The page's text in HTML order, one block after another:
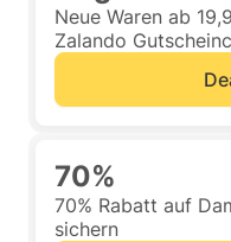
Neue Waren ab
Zalando
70%
70% Rabatt auf
sichern